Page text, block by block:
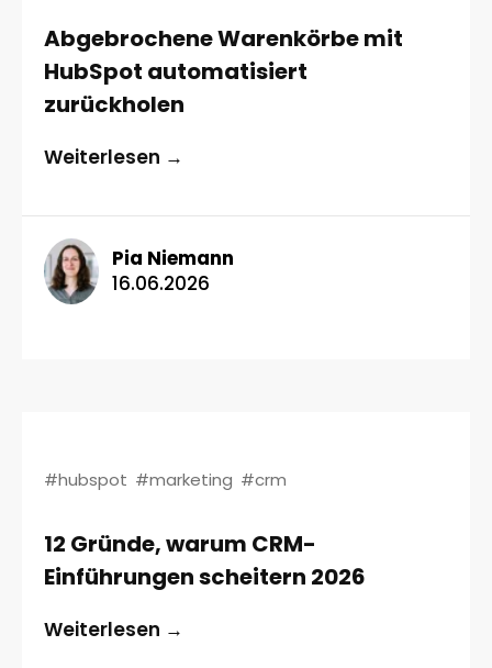
Abgebrochene Warenkörbe mit
HubSpot automatisiert
zurückholen
Weiterlesen →
Pia Niemann
16.06.2026
#hubspot #marketing #crm
12 Gründe, warum CRM-
Einführungen scheitern 2026
Weiterlesen →